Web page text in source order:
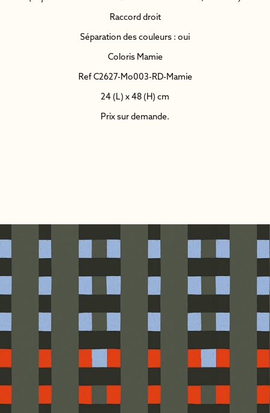
Raccord droit
Séparation des couleurs : oui
Coloris Mamie
Ref C2627-Mo003-RD-Mamie
24 (L) x 48 (H) cm
Prix sur demande.